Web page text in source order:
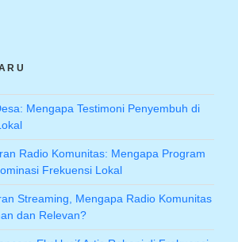
Mengapa Testimoni Penyembuh di
Radio Komunitas: Mengapa Program
Frekuensi Lokal
Streaming, Mengapa Radio Komunitas
dan Relevan?